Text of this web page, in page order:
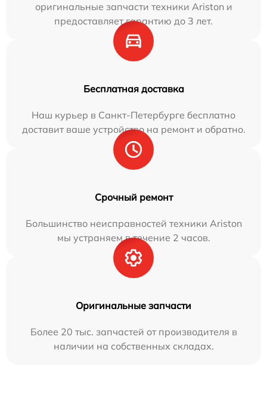
оригинальные запчасти техники Ariston и
предоставляет гарантию до 3 лет.
Бесплатная доставка
Наш курьер в Санкт-Петербурге бесплатно
доставит ваше устройство на ремонт и обратно.
Срочный ремонт
Большинство неисправностей техники Ariston
мы устраняем в течение 2 часов.
Оригинальные запчасти
Более 20 тыс. запчастей от производителя в
наличии на собственных складах.